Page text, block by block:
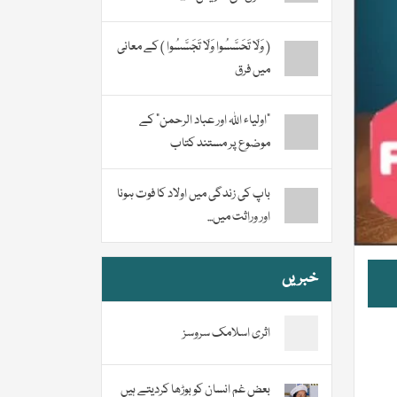
( وَلَا تَحَسَّسُوا وَلَا تَجَسَّسُوا ) کے معانی
میں فرق
“اولیاء اللہ اور عباد الرحمن” کے
موضوع پر مستند کتاب
باپ کی زندگی میں اولاد کا فوت ہونا
اور وراثت میں...
خبریں
اثری اسلامک سروسز
بعض غم انسان کو بوڑھا کردیتے ہیں